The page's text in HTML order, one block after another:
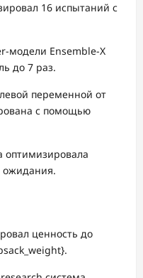
16 испытаний с
модели Ensemble-X
до 7 раз.
переменной от
с помощью
оптимизировала
ожидания.
ценность до